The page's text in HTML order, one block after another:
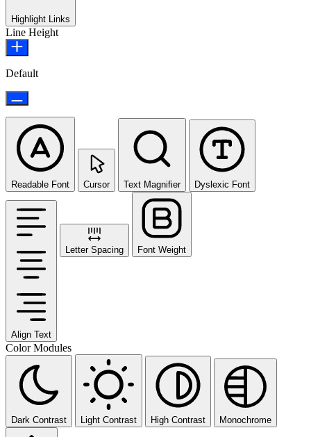
Highlight Links
Line Height
Default
Readable Font Cursor Text Magnifier Dyslexic Font
Align Text
Letter Spacing Font Weight
Color Modules
Dark Contrast Light Contrast High Contrast Monochrome